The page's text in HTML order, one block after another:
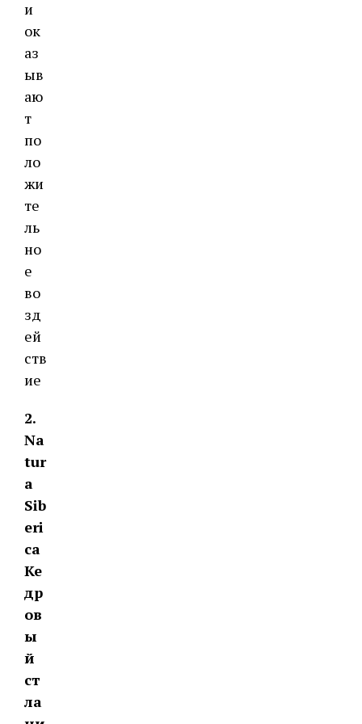
и
ок
аз
ыв
аю
т
по
ло
жи
те
ль
но
е
во
зд
ей
ств
ие
2.
Na
tur
a
Sib
eri
ca
Ке
др
ов
ы
й
ст
ла